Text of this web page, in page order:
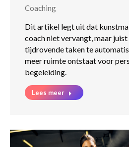
Coaching
Dit artikel legt uit dat
coach niet vervangt, maar
tijdrovende taken te
meer ruimte ontstaat voor
begeleiding.
Lees meer